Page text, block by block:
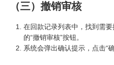
（三）撤销审核
在回款记录列表中，找到需
的“撤销审核”按钮。
系统会弹出确认提示，点击“